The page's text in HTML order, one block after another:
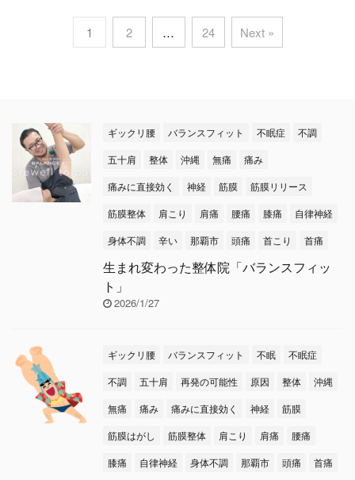
本日のテーマ・顔のシワ
やたるみ… 特に女性は年
【難聴にならない
セルフケア】です
日のテーマ・難聴ὄ ...
(*^^)v 梅雨ですね～
バイク通勤の私として
可能性があるので、この
時期の雨は大切。しっか
り降ってもらいましょう
～ヽ(^o^)丿 本日のテー
マは【不安神経症と
不安神経
症とは、特に大きな理由
がなくても、強い不安や
心配が続いてし ...
那覇市 頭痛
ンスフィットの大城です
(*^^)v 沖縄は梅雨入りし
ご自身へのケアも頑張り
ましょうね
ーマは【簡単！便秘解消
トレーニング
】です
本日のテーマ便秘・お
悩みの方多いのではない
は3つ ●腸の排便運動 ...
1 2 … 24 Next »
ギックリ腰 バランスフィット 不眠症
不調
五十肩
整体 沖縄 無痛
痛み
痛みに直接効く
神経 筋膜
筋膜リリース
筋膜整体
肩こり 肩痛 腰痛 膝痛
自律神経
身体不調
辛い 那覇市 頭痛 首こり 首痛
生まれ変わった整体院「バランスフィッ
ト」
2026/1/27
ギックリ腰 バランスフィット 不眠
不眠症
不調
五十肩 再発の可能性 原因 整体
沖縄
無痛
痛み 痛みに直接効く 神経
筋膜
筋膜はがし
筋膜整体 肩こり 肩痛
腰痛
膝痛
自律神経 身体不調 那覇市 頭痛 首痛